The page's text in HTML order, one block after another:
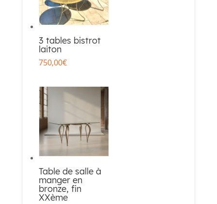
3 tables bistrot
laiton
750,00€
Table de salle à
manger en
bronze, fin
XXème